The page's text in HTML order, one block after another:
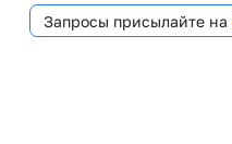
Запросы присылайте на